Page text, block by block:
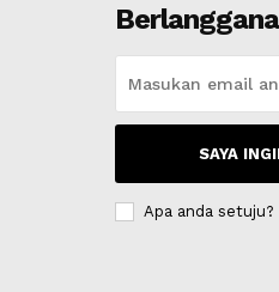
SAYA
Apa anda setuju?